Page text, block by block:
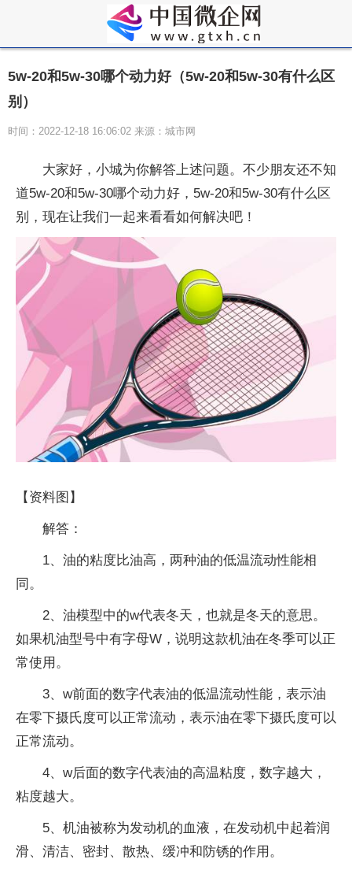
5w-20和5w-30哪个动力好（5w-20和5w-30有什么区
别）
时间：2022-12-18 16:06:02 来源：城市网
大家好，小城为你解答上述问题。不少朋友还不知
道5w-20和5w-30哪个动力好，5w-20和5w-30有什么区
别，现在让我们一起来看看如何解决吧！
【资料图】
解答：
1、油的粘度比油高，两种油的低温流动性能相
同。
2、油模型中的w代表冬天，也就是冬天的意思。
如果机油型号中有字母W，说明这款机油在冬季可以正
常使用。
3、w前面的数字代表油的低温流动性能，表示油
在零下摄氏度可以正常流动，表示油在零下摄氏度可以
正常流动。
4、w后面的数字代表油的高温粘度，数字越大，
粘度越大。
5、机油被称为发动机的血液，在发动机中起着润
滑、清洁、密封、散热、缓冲和防锈的作用。